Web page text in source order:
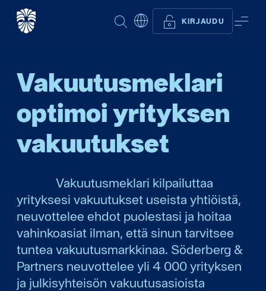
ETSI KIRJAUDU
Vakuutusmeklari
optimoi yrityksen
vakuutukset
Vakuutusmeklari kilpailuttaa
yrityksesi vakuutukset useista yhtiöistä,
neuvottelee ehdot puolestasi ja hoitaa
vahinkoasiat ilman, että sinun tarvitsee
tuntea vakuutusmarkkinaa. Söderberg &
Partners neuvottelee yli 4 000 yrityksen
ja julkisyhteisön vakuutusasioista